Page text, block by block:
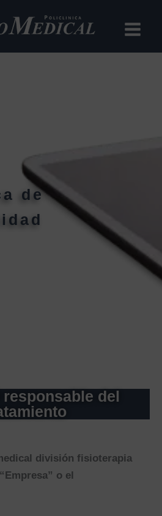
de
responsable del
división fisioterapia
o el